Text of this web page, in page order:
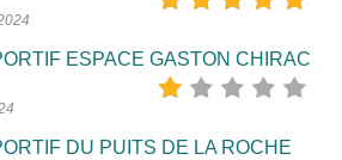
ESPACE GASTON CHIRAC
DU PUITS DE LA ROCHE